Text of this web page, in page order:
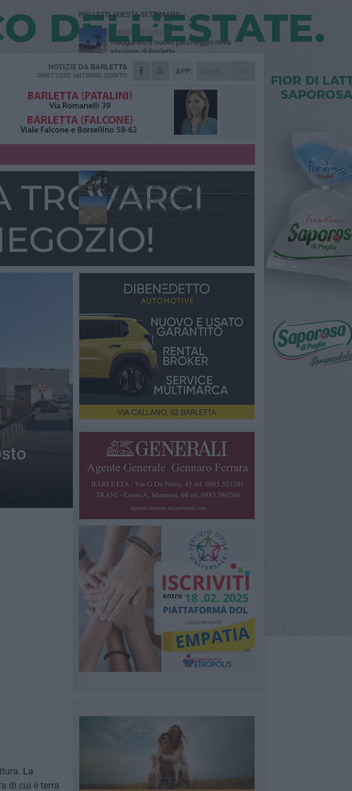
APP
NOTIZIE DA BARLETTA
DIRETTORE ANTONIO QUINTO
La
di cui è terra
PIÙ LETTI QUESTA SETTIMANA
VENERDÌ 31 LUGLIO
Inaugurato il nuovo parcheggio nella
stazione di Barletta
MERCOLEDÌ 5 AGOSTO
Barletta piange Gioacchino Dagnello:
GIOVEDÌ 30 LUGLIO
Rapina all'Ipercoop di Barletta: nel mirino la
gioielleria, banditi in fuga
DOMENICA 2 AGOSTO
Beni confiscati alla mafia. Nasce il servizio
VENERDÌ 31 LUGLIO
balneabili le acque antistanti il Canale H
MERCOLEDÌ 5 AGOSTO
Jova Summer Party, giovedì mattina